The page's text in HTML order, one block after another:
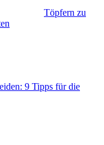
Töpfern zu
9 Tipps für die